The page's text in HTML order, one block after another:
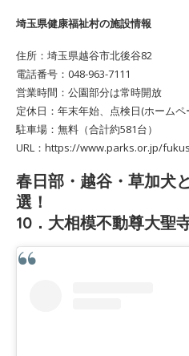
埼玉県健康福祉村の施設情報
住所：埼玉県越谷市北後谷82
電話番号：048-963-7111
営業時間：公園部分は常時開放
定休日：年末年始、点検日(ホームペ
駐車場：無料（合計約581台）
URL：https://www.parks.or.jp/
春日部・越谷・草加犬
選！
10．大相模不動尊大聖